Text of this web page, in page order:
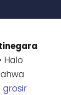
Halo
grosir